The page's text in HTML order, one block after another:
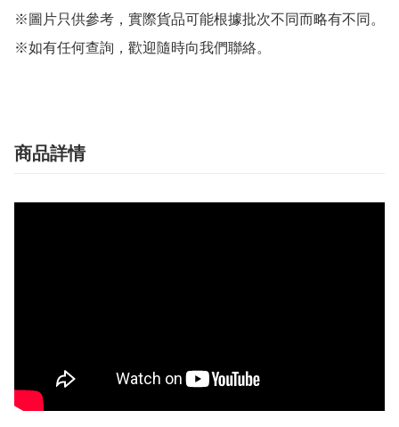
※圖片只供參考，實際貨品可能根據批次不同而略有不同。
※如有任何查詢，歡迎隨時向我們聯絡。
商品詳情